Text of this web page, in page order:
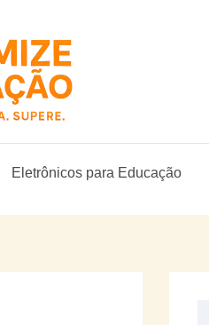
Eletrônicos para Educação